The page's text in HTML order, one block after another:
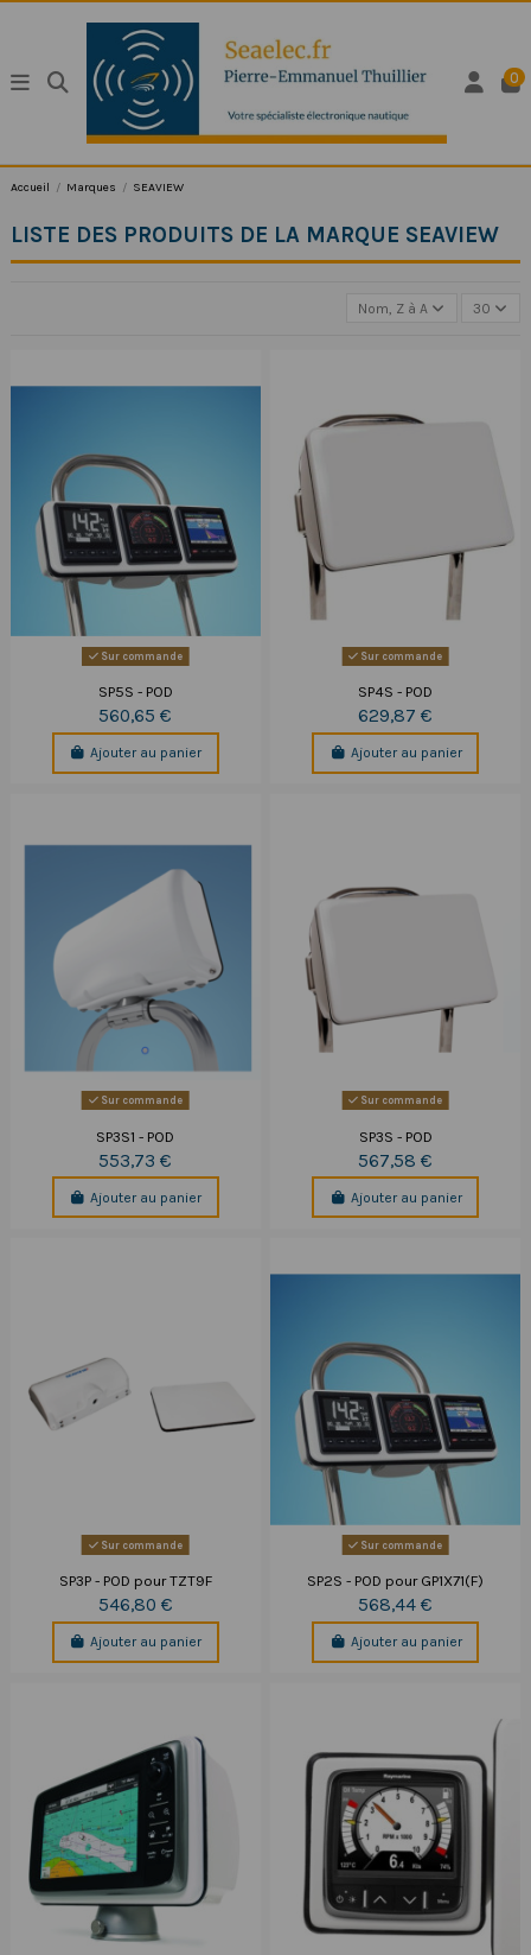
0
Accueil Marques SEAVIEW
LISTE DES PRODUITS DE LA MARQUE SEAVIEW
Nom, Z à A 30
Sur commande
SP5S - POD
560,65 €
Ajouter au panier
Sur commande
SP4S - POD
629,87 €
Ajouter au panier
Sur commande
SP3S1 - POD
553,73 €
Ajouter au panier
Sur commande
SP3S - POD
567,58 €
Ajouter au panier
Sur commande
SP3P - POD pour TZT9F
546,80 €
Ajouter au panier
Sur commande
SP2S - POD pour GP1X71(F)
568,44 €
Ajouter au panier